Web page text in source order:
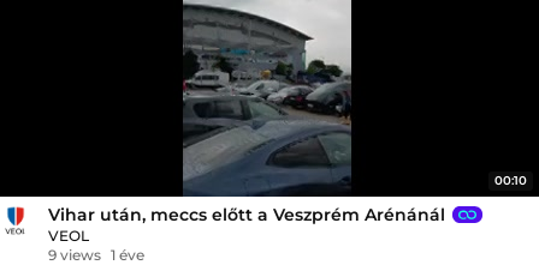
00:10
Vihar után, meccs előtt a Veszprém Arénánál
VEOL
9 views 1 éve